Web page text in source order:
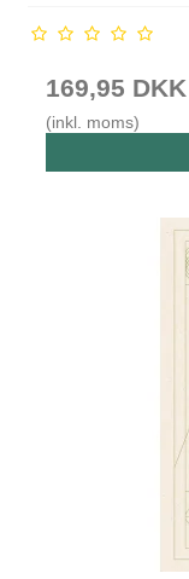
169,95 DKK
(inkl. moms)